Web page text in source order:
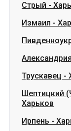
Стрый -
Измаил -
Александрия
Трускавец -
Шептицкий
Харьков
Ирпень -